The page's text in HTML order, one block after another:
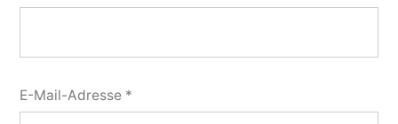
E-Mail-Adresse *